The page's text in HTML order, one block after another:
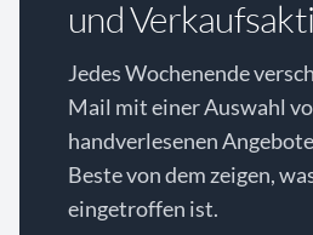
und
Jedes Wochenende
Mail mit einer Auswahl
handverlesenen
Beste von dem zeigen,
eingetroffen ist.